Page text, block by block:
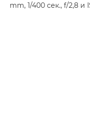
mm, 1/400 сек., f/2,8 и